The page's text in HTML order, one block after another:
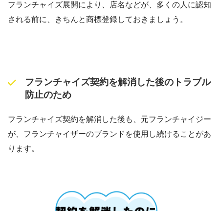
フランチャイズ展開により、店名などが、多くの人に認知
される前に、きちんと商標登録しておきましょう。
フランチャイズ契約を解消した後のトラブル
防止のため
フランチャイズ契約を解消した後も、元フランチャイジー
が、フランチャイザーのブランドを使用し続けることがあ
ります。